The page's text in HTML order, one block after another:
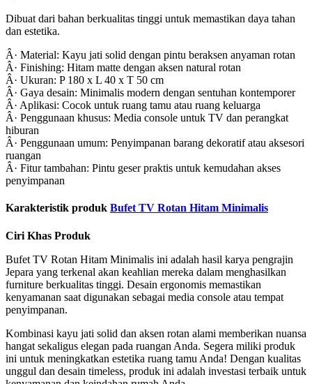
Dibuat dari bahan berkualitas tinggi untuk memastikan daya tahan
dan estetika.
Â· Material: Kayu jati solid dengan pintu beraksen anyaman rotan
Â· Finishing: Hitam matte dengan aksen natural rotan
Â· Ukuran: P 180 x L 40 x T 50 cm
Â· Gaya desain: Minimalis modern dengan sentuhan kontemporer
Â· Aplikasi: Cocok untuk ruang tamu atau ruang keluarga
Â· Penggunaan khusus: Media console untuk TV dan perangkat
hiburan
Â· Penggunaan umum: Penyimpanan barang dekoratif atau aksesori
ruangan
Â· Fitur tambahan: Pintu geser praktis untuk kemudahan akses
penyimpanan
Karakteristik produk Bufet TV Rotan Hitam Minimalis
Ciri Khas Produk
Bufet TV Rotan Hitam Minimalis ini adalah hasil karya pengrajin
Jepara yang terkenal akan keahlian mereka dalam menghasilkan
furniture berkualitas tinggi. Desain ergonomis memastikan
kenyamanan saat digunakan sebagai media console atau tempat
penyimpanan.
Kombinasi kayu jati solid dan aksen rotan alami memberikan nuansa
hangat sekaligus elegan pada ruangan Anda. Segera miliki produk
ini untuk meningkatkan estetika ruang tamu Anda! Dengan kualitas
unggul dan desain timeless, produk ini adalah investasi terbaik untuk